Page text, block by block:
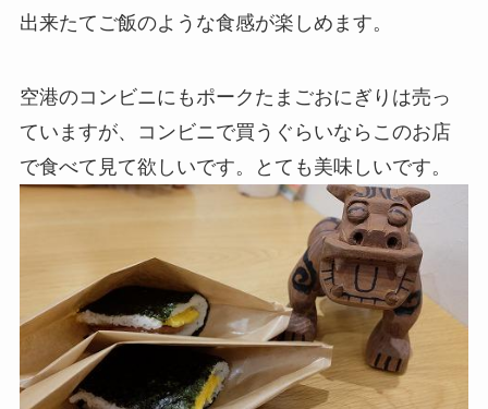
出来たてご飯のような食感が楽しめます。
空港のコンビニにもポークたまごおにぎりは売っ
ていますが、コンビニで買うぐらいならこのお店
で食べて見て欲しいです。とても美味しいです。